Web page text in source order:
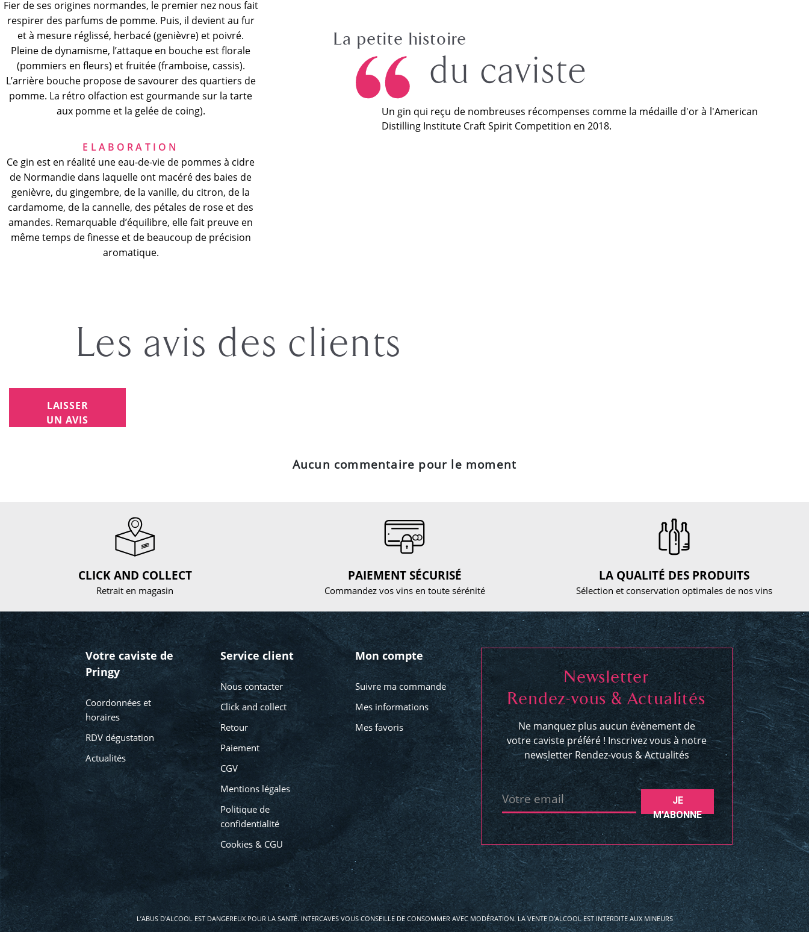
Fier de ses origines normandes, le premier nez nous fait
respirer des parfums de pomme. Puis, il devient au fur
et à mesure réglissé, herbacé (genièvre) et poivré.
Pleine de dynamisme, l’attaque en bouche est florale
(pommiers en fleurs) et fruitée (framboise, cassis).
L’arrière bouche propose de savourer des quartiers de
pomme. La rétro olfaction est gourmande sur la tarte
aux pomme et la gelée de coing).
ELABORATION
Ce gin est en réalité une eau-de-vie de pommes à cidre
de Normandie dans laquelle ont macéré des baies de
genièvre, du gingembre, de la vanille, du citron, de la
cardamome, de la cannelle, des pétales de rose et des
amandes. Remarquable d’équilibre, elle fait preuve en
même temps de finesse et de beaucoup de précision
aromatique.
La petite histoire
du caviste
Un gin qui reçu de nombreuses récompenses comme la médaille d'or à l'American
Distilling Institute Craft Spirit Competition en 2018.
Les avis des clients
LAISSER
UN AVIS
Aucun commentaire pour le moment
CLICK AND COLLECT
Retrait en magasin
PAIEMENT SÉCURISÉ
Commandez vos vins en toute sérénité
LA QUALITÉ DES PRODUITS
Sélection et conservation optimales de nos vins
Votre caviste de
Pringy
Coordonnées et
horaires
RDV dégustation
Actualités
Service client
Nous contacter
Click and collect
Retour
Paiement
CGV
Mentions légales
Politique de
confidentialité
Cookies & CGU
Mon compte
Suivre ma commande
Mes informations
Mes favoris
Newsletter
Rendez-vous & Actualités
Ne manquez plus aucun évènement de
votre caviste préféré ! Inscrivez vous à notre
newsletter Rendez-vous & Actualités
Votre email
JE
M'ABONNE
L’ABUS D'ALCOOL EST DANGEREUX POUR LA SANTÉ. INTERCAVES VOUS CONSEILLE DE CONSOMMER AVEC MODÉRATION. LA VENTE D'ALCOOL EST INTERDITE AUX MINEURS